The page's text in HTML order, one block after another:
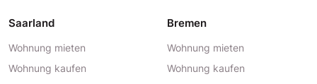
Saarland
Wohnung mieten
Wohnung kaufen
Bremen
Wohnung mieten
Wohnung kaufen